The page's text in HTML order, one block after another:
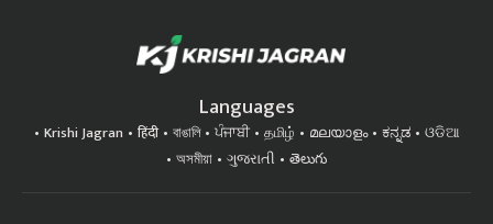
Languages
Krishi Jagran हिंदी বাঙালি ਪੰਜਾਬੀ தமிழ் മലയാളം ಕನ್ನಡ
ଓଡିଆ
অসমীয়া
ગુજરાતી తెలుగు